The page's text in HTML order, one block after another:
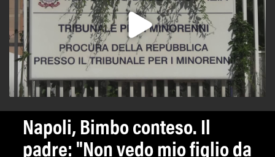
Napoli, Bimbo conteso. Il
padre: "Non vedo mio figlio da